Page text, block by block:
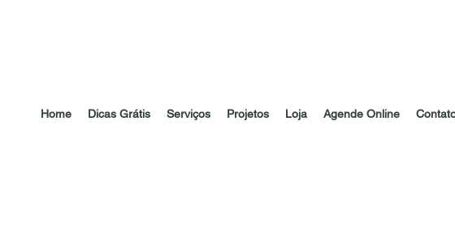
Home Dicas Grátis Serviços Projetos Loja Agende Online